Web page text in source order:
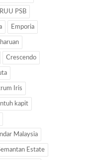
RUU PSB
Emporia
Crescendo
Iris
kapit
Malaysia
Estate